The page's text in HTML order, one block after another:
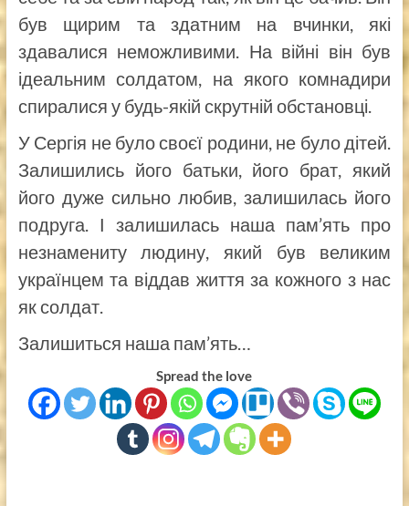
був щирим та здатним на вчинки, які
здавалися неможливими. На війні він був
ідеальним солдатом, на якого комнадири
спиралися у будь-якій скрутній обстановці.
У Сергія не було своєї родини, не було дітей.
Залишились його батьки, його брат, який
його дуже сильно любив, залишилась його
подруга. І залишилась наша пам’ять про
незнамениту людину, який був великим
українцем та віддав життя за кожного з нас
як солдат.
Залишиться наша пам’ять…
Spread the love